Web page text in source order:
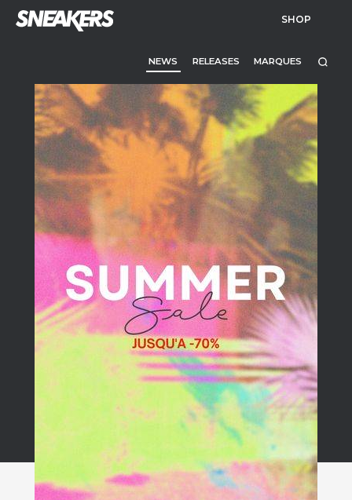
SHOP
NEWS RELEASES MARQUES